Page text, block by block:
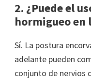
2. ¿Puede el
hormigueo en
Sí. La postura
adelante pueden
conjunto de nervios